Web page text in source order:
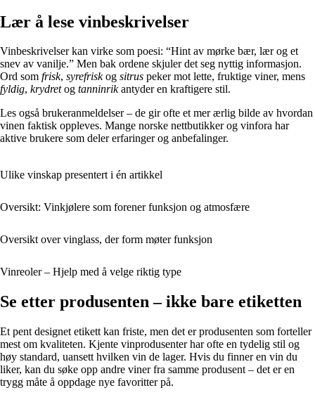
Lær å lese vinbeskrivelser
Vinbeskrivelser kan virke som poesi: “Hint av mørke bær, lær og et
snev av vanilje.” Men bak ordene skjuler det seg nyttig informasjon.
Ord som frisk, syrefriskog sitrus peker mot lette, fruktige viner, mens
fyldig, krydretog tanninrikantyder en kraftigere stil.
Les også brukeranmeldelser – de gir ofte et mer ærlig bilde av hvordan
vinen faktisk oppleves. Mange norske nettbutikker og vinfora har
aktive brukere som deler erfaringer og anbefalinger.
Ulike vinskap presentert i én artikkel
Oversikt: Vinkjølere som forener funksjon og atmosfære
Oversikt over vinglass, der form møter funksjon
Vinreoler – Hjelp med å velge riktig type
Se etter produsenten – ikke bare etiketten
Et pent designet etikett kan friste, men det er produsenten som forteller
mest om kvaliteten. Kjente vinprodusenter har ofte en tydelig stil og
høy standard, uansett hvilken vin de lager. Hvis du finner en vin du
liker, kan du søke opp andre viner fra samme produsent – det er en
trygg måte å oppdage nye favoritter på.